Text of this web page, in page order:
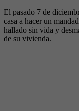
El pasado 7 de
casa a hacer un
hallado sin vida y
de su vivienda.